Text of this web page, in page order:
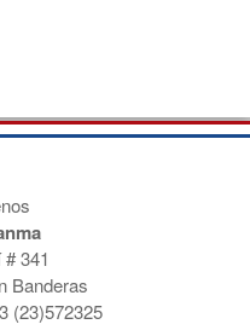
341
Banderas
(23)572325